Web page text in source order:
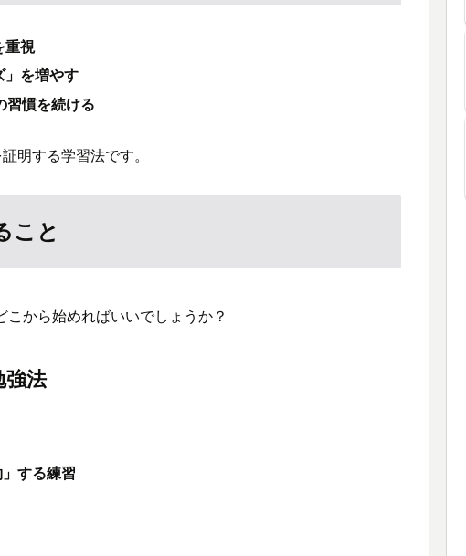
重視
」を増やす
習慣を続ける
明する学習法です。
こと
こから始めればいいでしょうか？
強法
する練習